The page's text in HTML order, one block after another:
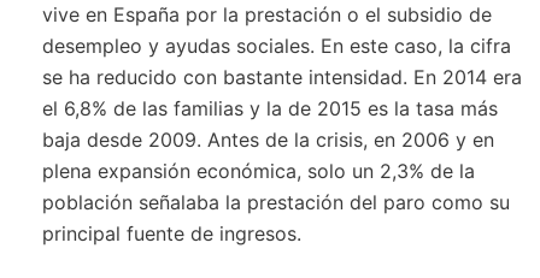
vive en España por la prestación o el subsidio de
desempleo y ayudas sociales. En este caso, la cifra
se ha reducido con bastante intensidad. En 2014 era
el 6,8% de las familias y la de 2015 es la tasa más
baja desde 2009. Antes de la crisis, en 2006 y en
plena expansión económica, solo un 2,3% de la
población señalaba la prestación del paro como su
principal fuente de ingresos.